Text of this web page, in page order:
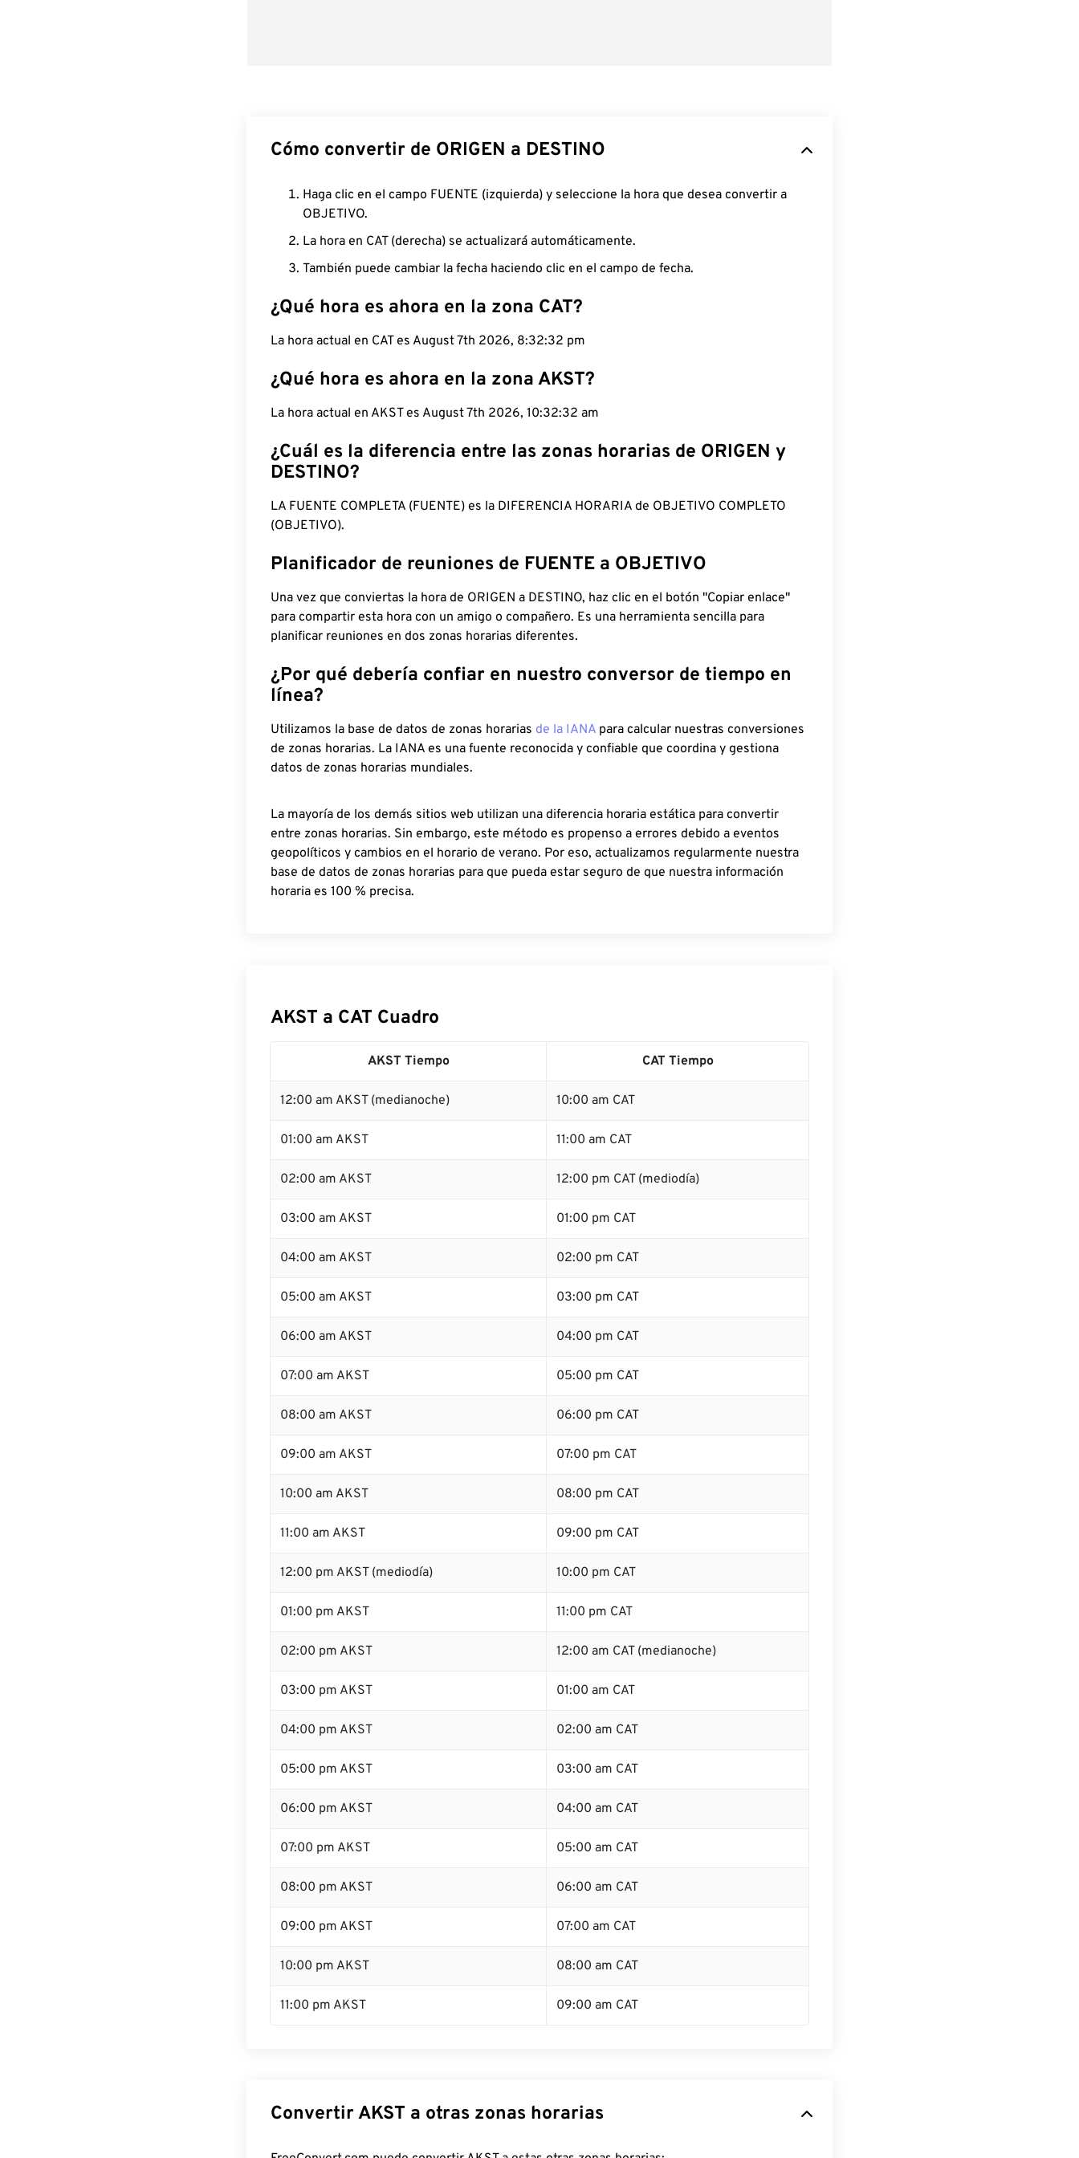
Cómo convertir de ORIGEN a DESTINO
Haga clic en el campo FUENTE (izquierda) y seleccione la hora que desea convertir a
OBJETIVO.
La hora en CAT (derecha) se actualizará automáticamente.
También puede cambiar la fecha haciendo clic en el campo de fecha.
¿Qué hora es ahora en la zona CAT?
La hora actual en CAT es August 7th 2026, 8:32:33 pm
¿Qué hora es ahora en la zona AKST?
La hora actual en AKST es August 7th 2026, 10:32:33 am
¿Cuál es la diferencia entre las zonas horarias de ORIGEN y
DESTINO?
LA FUENTE COMPLETA (FUENTE) es la DIFERENCIA HORARIA de OBJETIVO COMPLETO
(OBJETIVO).
Planificador de reuniones de FUENTE a OBJETIVO
Una vez que conviertas la hora de ORIGEN a DESTINO, haz clic en el botón "Copiar enlace"
para compartir esta hora con un amigo o compañero. Es una herramienta sencilla para
planificar reuniones en dos zonas horarias diferentes.
¿Por qué debería confiar en nuestro conversor de tiempo en
línea?
Utilizamos la base de datos de zonas horarias de la IANA para calcular nuestras conversiones
de zonas horarias. La IANA es una fuente reconocida y confiable que coordina y gestiona
datos de zonas horarias mundiales.
La mayoría de los demás sitios web utilizan una diferencia horaria estática para convertir
entre zonas horarias. Sin embargo, este método es propenso a errores debido a eventos
geopolíticos y cambios en el horario de verano. Por eso, actualizamos regularmente nuestra
base de datos de zonas horarias para que pueda estar seguro de que nuestra información
horaria es 100 % precisa.
AKST a CAT Cuadro
AKST Tiempo CAT Tiempo
12:00 am AKST (medianoche) 10:00 am CAT
01:00 am AKST 11:00 am CAT
02:00 am AKST 12:00 pm CAT (mediodía)
03:00 am AKST 01:00 pm CAT
04:00 am AKST 02:00 pm CAT
05:00 am AKST 03:00 pm CAT
06:00 am AKST 04:00 pm CAT
07:00 am AKST 05:00 pm CAT
08:00 am AKST 06:00 pm CAT
09:00 am AKST 07:00 pm CAT
10:00 am AKST 08:00 pm CAT
11:00 am AKST 09:00 pm CAT
12:00 pm AKST (mediodía) 10:00 pm CAT
01:00 pm AKST 11:00 pm CAT
02:00 pm AKST 12:00 am CAT (medianoche)
03:00 pm AKST 01:00 am CAT
04:00 pm AKST 02:00 am CAT
05:00 pm AKST 03:00 am CAT
06:00 pm AKST 04:00 am CAT
07:00 pm AKST 05:00 am CAT
08:00 pm AKST 06:00 am CAT
09:00 pm AKST 07:00 am CAT
10:00 pm AKST 08:00 am CAT
11:00 pm AKST 09:00 am CAT
Convertir AKST a otras zonas horarias